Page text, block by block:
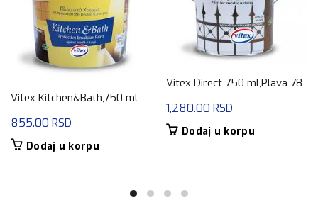
Vitex Kitchen&Bath,750 ml
855.00 RSD
Dodaj u korpu
Vitex Direct 750 ml,Plava 78
1,280.00 RSD
Dodaj u korpu